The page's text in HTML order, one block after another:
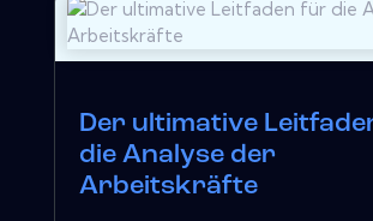
Der ultimative
die Analyse der
Arbeitskräfte